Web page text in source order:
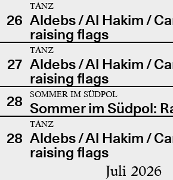
26
TANZ
Aldebs / Al Hakim /
raising flags
27
TANZ
Aldebs / Al Hakim /
raising flags
28
SOMMER IM SÜDPOL
Sommer im Südpol:
28
TANZ
Aldebs / Al Hakim /
raising flags
Juli 2026